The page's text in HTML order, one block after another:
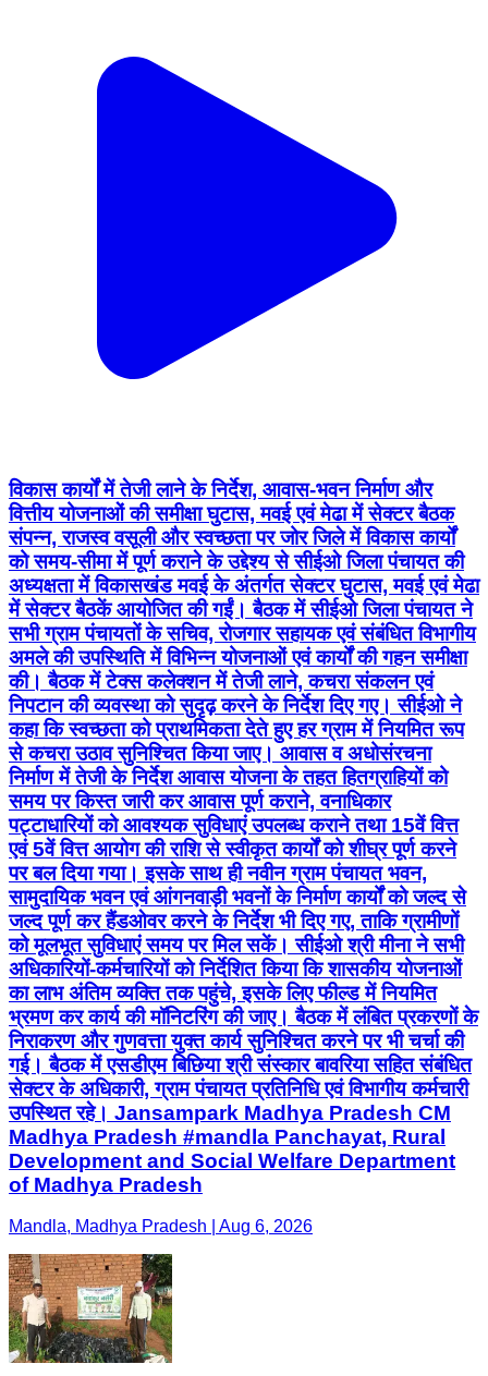
विकास कार्यों में तेजी लाने के निर्देश, आवास-भवन निर्माण और
वित्तीय योजनाओं की समीक्षा घुटास, मवई एवं मेढा में सेक्टर बैठक
संपन्न, राजस्व वसूली और स्वच्छता पर जोर जिले में विकास कार्यों
को समय-सीमा में पूर्ण कराने के उद्देश्य से सीईओ जिला पंचायत की
अध्यक्षता में विकासखंड मवई के अंतर्गत सेक्टर घुटास, मवई एवं मेढा
में सेक्टर बैठकें आयोजित की गईं। बैठक में सीईओ जिला पंचायत ने
सभी ग्राम पंचायतों के सचिव, रोजगार सहायक एवं संबंधित विभागीय
अमले की उपस्थिति में विभिन्न योजनाओं एवं कार्यों की गहन समीक्षा
की। बैठक में टेक्स कलेक्शन में तेजी लाने, कचरा संकलन एवं
निपटान की व्यवस्था को सुदृढ़ करने के निर्देश दिए गए। सीईओ ने
कहा कि स्वच्छता को प्राथमिकता देते हुए हर ग्राम में नियमित रूप
से कचरा उठाव सुनिश्चित किया जाए। आवास व अधोसंरचना
निर्माण में तेजी के निर्देश आवास योजना के तहत हितग्राहियों को
समय पर किस्त जारी कर आवास पूर्ण कराने, वनाधिकार
पट्टाधारियों को आवश्यक सुविधाएं उपलब्ध कराने तथा 15वें वित्त
एवं 5वें वित्त आयोग की राशि से स्वीकृत कार्यों को शीघ्र पूर्ण करने
पर बल दिया गया। इसके साथ ही नवीन ग्राम पंचायत भवन,
सामुदायिक भवन एवं आंगनवाड़ी भवनों के निर्माण कार्यों को जल्द से
जल्द पूर्ण कर हैंडओवर करने के निर्देश भी दिए गए, ताकि ग्रामीणों
को मूलभूत सुविधाएं समय पर मिल सकें। सीईओ श्री मीना ने सभी
अधिकारियों-कर्मचारियों को निर्देशित किया कि शासकीय योजनाओं
का लाभ अंतिम व्यक्ति तक पहुंचे, इसके लिए फील्ड में नियमित
भ्रमण कर कार्य की मॉनिटरिंग की जाए। बैठक में लंबित प्रकरणों के
निराकरण और गुणवत्ता युक्त कार्य सुनिश्चित करने पर भी चर्चा की
गई। बैठक में एसडीएम बिछिया श्री संस्कार बावरिया सहित संबंधित
सेक्टर के अधिकारी, ग्राम पंचायत प्रतिनिधि एवं विभागीय कर्मचारी
उपस्थित रहे। Jansampark Madhya Pradesh CM
Madhya Pradesh #mandla Panchayat, Rural
Development and Social Welfare Department
of Madhya Pradesh
Mandla, Madhya Pradesh | Aug 6, 2026